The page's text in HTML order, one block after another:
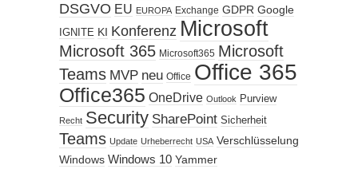
DSGVO EU EUROPA Exchange GDPR Google
IGNITE KI Konferenz Microsoft
Microsoft 365 Microsoft365 Microsoft
Teams MVP neu Office Office 365
Office365 OneDrive Outlook Purview
Recht Security SharePoint Sicherheit
Teams Update Urheberrecht USA Verschlüsselung
Windows Windows 10 Yammer